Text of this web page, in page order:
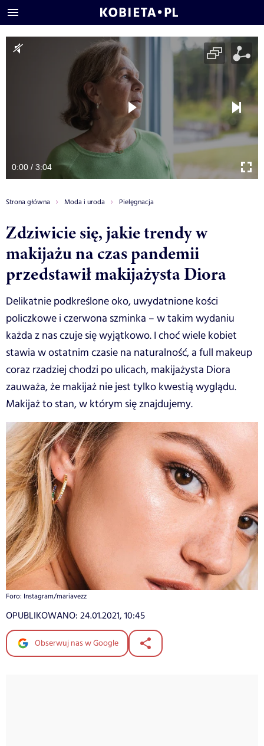
0:00 / 3:04
Strona główna Moda i uroda Pielęgnacja
Zdziwicie się, jakie trendy w
makijażu na czas pandemii
przedstawił makijażysta Diora
Delikatnie podkreślone oko, uwydatnione kości
policzkowe i czerwona szminka – w takim wydaniu
każda z nas czuje się wyjątkowo. I choć wiele kobiet
stawia w ostatnim czasie na naturalność, a full makeup
coraz rzadziej chodzi po ulicach, makijażysta Diora
zauważa, że makijaż nie jest tylko kwestią wyglądu.
Makijaż to stan, w którym się znajdujemy.
Foro: Instagram/mariavezz
OPUBLIKOWANO: 24.01.2021, 10:45
Obserwuj nas w Google